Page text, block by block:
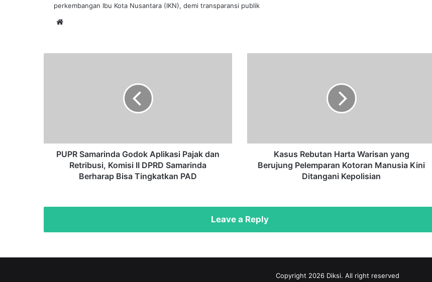
perkembangan Ibu Kota Nusantara (IKN), demi transparansi publik
II
DPRD
Samarinda
PAD
PUPR Samarinda Godok Aplikasi Pajak dan
Retribusi, Komisi II DPRD Samarinda
Berharap Bisa Tingkatkan PAD
Manusia
Ditangani
Kasus Rebutan Harta Warisan yang
Berujung Pelemparan Kotoran Manusia Kini
Ditangani Kepolisian
Leave a Reply
Copyright 2026 Diksi. All right reserved